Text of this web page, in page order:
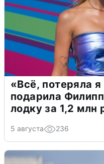
«Всё, потеряла
подарила
лодку за 1,2 млн
5 августа 236